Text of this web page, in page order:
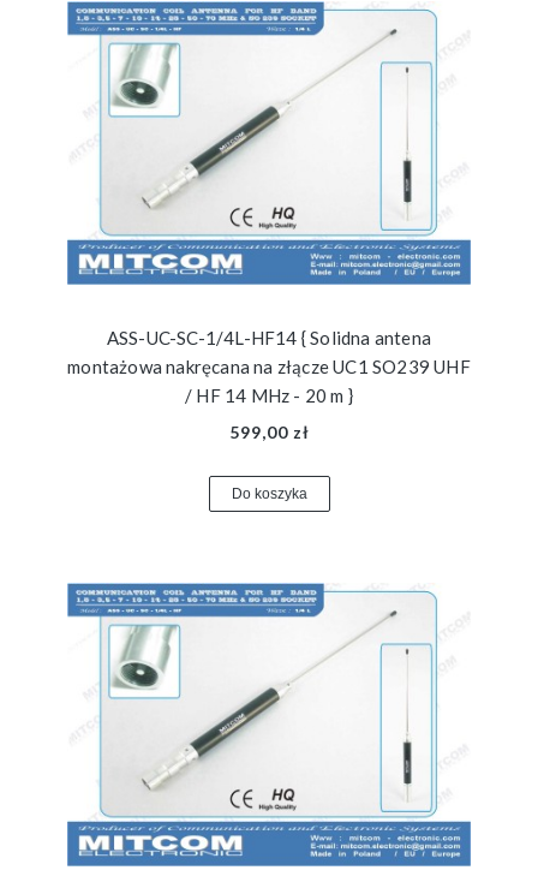
ASS-UC-SC-1/4L-HF14 { Solidna antena
montażowa nakręcana na złącze UC1 SO239 UHF
/ HF 14 MHz - 20 m }
599,00 zł
Do koszyka